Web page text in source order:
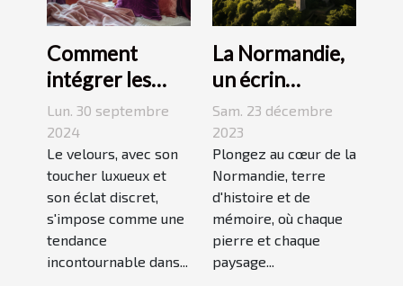
Comment
intégrer les
accessoires en
velours dans
votre quotidien
Lun. 30 septembre
2024
Le velours, avec son
toucher luxueux et
son éclat discret,
s'impose comme une
tendance
incontournable dans...
La Normandie,
un écrin
historique pour
des
événements
mémorables
Sam. 23 décembre
2023
Plongez au cœur de la
Normandie, terre
d'histoire et de
mémoire, où chaque
pierre et chaque
paysage...